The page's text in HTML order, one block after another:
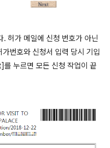
. 허가 메일에 신청 번호가 아닌
번호와 신청서 입력 당시 기입
누르면 모든 신청 작업이 끝